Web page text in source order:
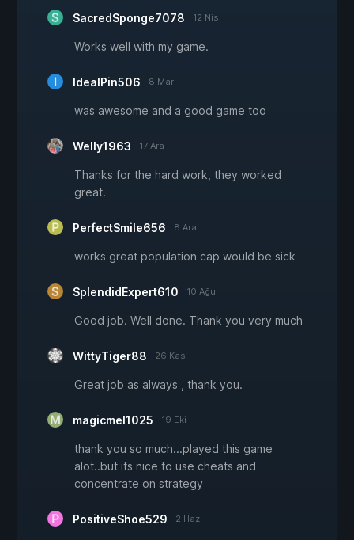
SacredSponge7078 12 Nis
Works well with my game.
IdealPin506 8 Mar
was awesome and a good game too
Welly1963 17 Ara
Thanks for the hard work, they worked
great.
PerfectSmile656 8 Ara
works great population cap would be sick
SplendidExpert610 10 Ağu
Good job. Well done. Thank you very much
WittyTiger88 26 Kas
Great job as always , thank you.
magicmel1025 19 Eki
thank you so much...played this game
alot..but its nice to use cheats and
concentrate on strategy
PositiveShoe529 2 Haz